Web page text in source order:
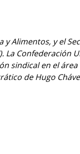
y Alimentos, y el
La Confederación
sindical en el
de Hugo